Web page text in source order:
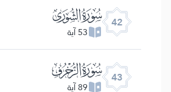
42 ﯗ
53 آية
43 ﯘ
89 آية